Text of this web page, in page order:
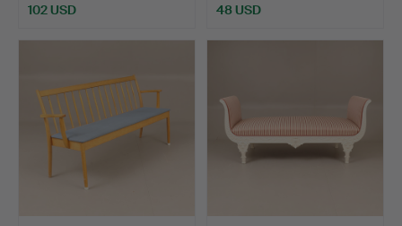
102 USD 48 USD